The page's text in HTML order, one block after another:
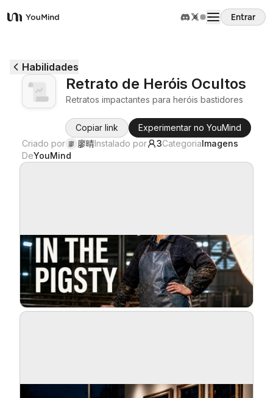
YouMind
Entrar
Casos de Uso
Habilidades
Baixar
Blog
Habilidades
Retrato de Heróis Ocultos
Retratos impactantes para heróis bastidores
Copiar link
Experimentar no YouMind
Criado por 廖 廖晴Instalado por 3CategoriaImagens
DeYouMind